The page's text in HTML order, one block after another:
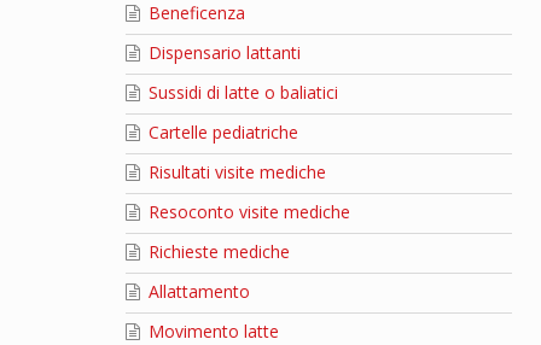
Beneficenza
Dispensario lattanti
Sussidi di latte o baliatici
Cartelle pediatriche
Risultati visite mediche
Resoconto visite mediche
Richieste mediche
Allattamento
Movimento latte